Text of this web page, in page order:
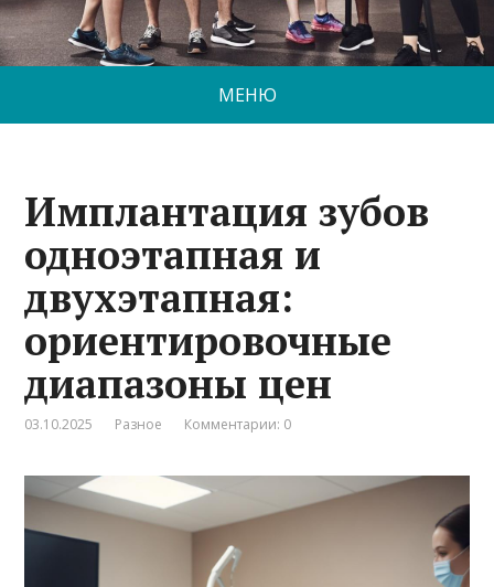
МЕНЮ
Имплантация зубов
одноэтапная и
двухэтапная:
ориентировочные
диапазоны цен
03.10.2025 Разное Комментарии: 0